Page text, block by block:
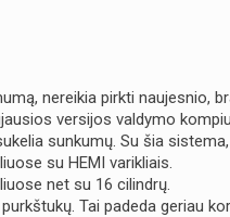
nereikia pirkti naujesnio,
versijos valdymo
sunkumų. Su šia
su HEMI varikliais.
net su 16 cilindrų.
Tai padeda geriau